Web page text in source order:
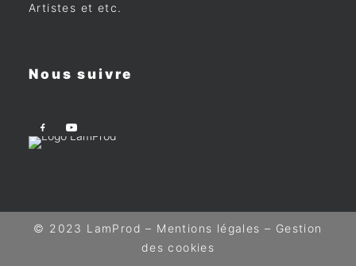
Artistes et etc.
Nous suivre
© 2023 LamProd – Mentions légales – Gestion
des cookies